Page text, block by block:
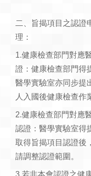
二、旨揭項目之認證
理：
1.健康檢查部門對應
證：健康檢查部門得
醫學實驗室亦同步提
人入國後健康檢查作
2.健康檢查部門對應
認證：醫學實驗室得
取得旨揭項目認證後
請調整認證範圍。